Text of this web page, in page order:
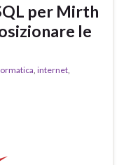
per Mirth
le
, internet,